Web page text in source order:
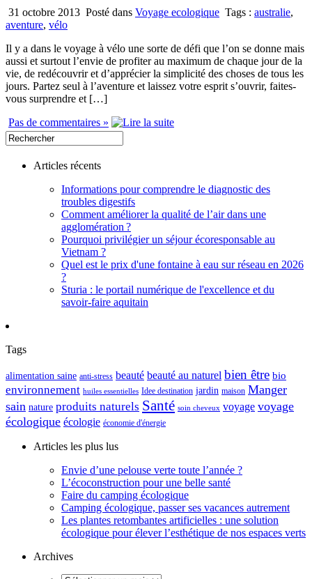
31 octobre 2013 Posté dans Voyage ecologique Tags : australie,
aventure, vélo
Il y a dans le voyage à vélo une sorte de défi que l’on se donne mais
aussi et surtout l’envie de profiter au maximum de chaque jour de la
vie, de redécouvrir et d’apprécier la simplicité des choses de tous les
jours. Partez seul à l’aventure et laissez votre esprit s’ouvrir, faites-
vous surprendre et […]
Pas de commentaires »
Articles récents
Informations pour comprendre le diagnostic des
troubles digestifs
Comment améliorer la qualité de l’air dans une
agglomération ?
Pourquoi privilégier un séjour écoresponsable au
Vietnam ?
Quel est le prix d'une fontaine à eau sur réseau en 2026
?
Sturia : le portail numérique de l'excellence et du
savoir-faire aquitain
Tags
alimentation saine anti-stress beauté beauté au naturel bien être bio
environnement huiles essentielles Idee destination jardin maison Manger
sain nature produits naturels Santé soin cheveux voyage voyage
écologique écologie économie d'énergie
Articles les plus lus
Envie d’une pelouse verte toute l’année ?
L’écoconstruction pour une belle santé
Faire du camping écologique
Camping écologique, passer ses vacances autrement
Les plantes retombantes artificielles : une solution
écologique pour élever l’esthétique de nos espaces verts
Archives